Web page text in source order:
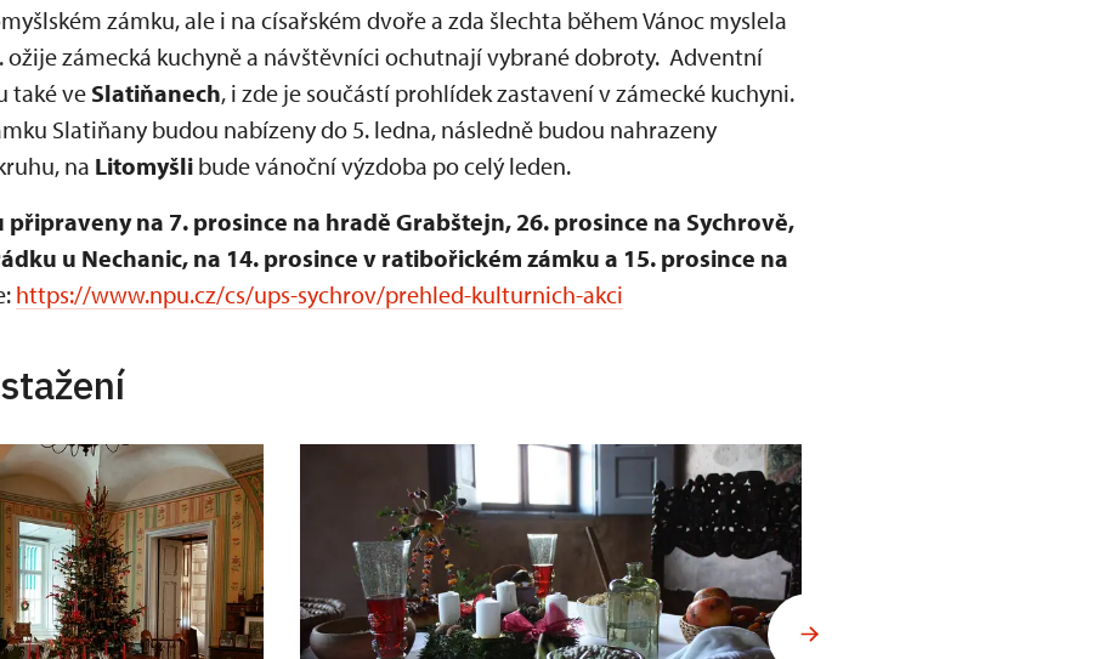
zámku, ale i na císařském dvoře a zda šlechta během Vánoc myslela
ožije zámecká kuchyně a návštěvníci ochutnají vybrané dobroty. Adventní
také ve Slatiňanech, i zde je součástí prohlídek zastavení v zámecké kuchyni.
Slatiňany budou nabízeny do 5. ledna, následně budou nahrazeny
na Litomyšli bude vánoční výzdoba po celý leden.
na 7. prosince na hradě Grabštejn, 26. prosince na Sychrově,
u Nechanic, na 14. prosince v ratibořickém zámku a 15. prosince na
https://www.npu.cz/cs/ups-sychrov/prehled-kulturnich-akci